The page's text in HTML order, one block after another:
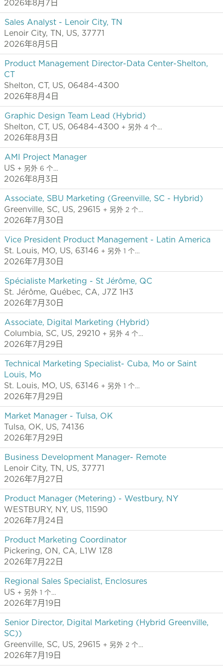
2026年8月7日
Sales Analyst - Lenoir City, TN
Lenoir City, TN, US, 37771
2026年8月5日
Product Management Director-Data Center-Shelton,
CT
Shelton, CT, US, 06484-4300
2026年8月4日
Graphic Design Team Lead (Hybrid)
Shelton, CT, US, 06484-4300 + 另外 4 个…
2026年8月3日
AMI Project Manager
US + 另外 6 个…
2026年8月3日
Associate, SBU Marketing (Greenville, SC - Hybrid)
Greenville, SC, US, 29615 + 另外 2 个…
2026年7月30日
Vice President Product Management - Latin America
St. Louis, MO, US, 63146 + 另外 1 个…
2026年7月30日
Spécialiste Marketing - St Jérôme, QC
St. Jérôme, Québec, CA, J7Z 1H3
2026年7月30日
Associate, Digital Marketing (Hybrid)
Columbia, SC, US, 29210 + 另外 4 个…
2026年7月29日
Technical Marketing Specialist- Cuba, Mo or Saint
Louis, Mo
St. Louis, MO, US, 63146 + 另外 1 个…
2026年7月29日
Market Manager - Tulsa, OK
Tulsa, OK, US, 74136
2026年7月29日
Business Development Manager- Remote
Lenoir City, TN, US, 37771
2026年7月27日
Product Manager (Metering) - Westbury, NY
WESTBURY, NY, US, 11590
2026年7月24日
Product Marketing Coordinator
Pickering, ON, CA, L1W 1Z8
2026年7月22日
Regional Sales Specialist, Enclosures
US + 另外 1 个…
2026年7月19日
Senior Director, Digital Marketing (Hybrid Greenville,
SC))
Greenville, SC, US, 29615 + 另外 2 个…
2026年7月19日